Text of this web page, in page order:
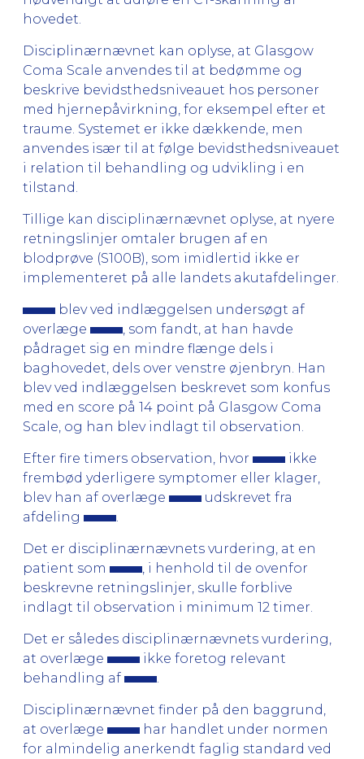
hovedet.
Disciplinærnævnet kan oplyse, at Glasgow
Coma Scale anvendes til at bedømme og
beskrive bevidsthedsniveauet hos personer
med hjernepåvirkning, for eksempel efter et
traume. Systemet er ikke dækkende, men
anvendes især til at følge bevidsthedsniveauet
i relation til behandling og udvikling i en
tilstand.
Tillige kan disciplinærnævnet oplyse, at nyere
retningslinjer omtaler brugen af en
blodprøve (S100B), som imidlertid ikke er
implementeret på alle landets akutafdelinger.
blev ved indlæggelsen undersøgt af
overlæge
, som fandt, at han havde
pådraget sig en mindre flænge dels i
baghovedet, dels over venstre øjenbryn. Han
blev ved indlæggelsen beskrevet som konfus
med en score på 14 point på Glasgow Coma
Scale, og han blev indlagt til observation.
Efter fire timers observation, hvor
ikke
frembød yderligere symptomer eller klager,
blev han af overlæge
udskrevet fra
afdeling
Det er disciplinærnævnets vurdering, at en
patient som
, i henhold til de ovenfor
beskrevne retningslinjer, skulle forblive
indlagt til observation i minimum 12 timer.
Det er således disciplinærnævnets vurdering,
at overlæge
ikke foretog relevant
behandling af
Disciplinærnævnet finder på den baggrund,
at overlæge
har handlet under normen
for almindelig anerkendt faglig standard ved